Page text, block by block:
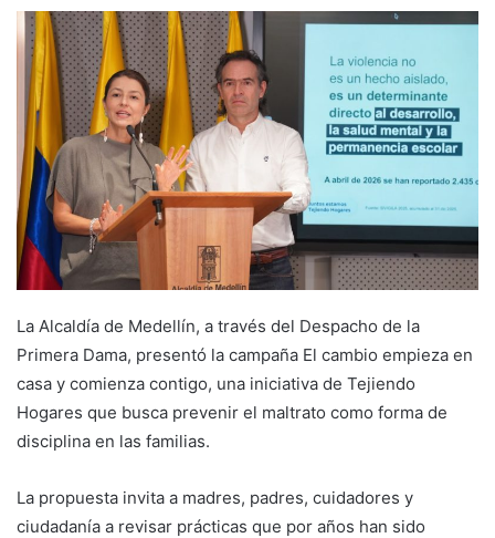
La Alcaldía de Medellín, a través del Despacho de la
Primera Dama, presentó la campaña El cambio empieza en
casa y comienza contigo, una iniciativa de Tejiendo
Hogares que busca prevenir el maltrato como forma de
disciplina en las familias.
La propuesta invita a madres, padres, cuidadores y
ciudadanía a revisar prácticas que por años han sido